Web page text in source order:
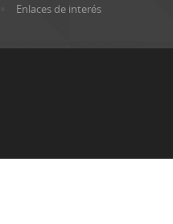
Enlaces de interés